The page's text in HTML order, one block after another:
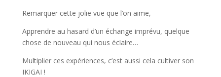
Remarquer cette jolie vue que l’on aime,
Apprendre au hasard d’un échange imprévu, quelque
chose de nouveau qui nous éclaire…
Multiplier ces expériences, c’est aussi cela cultiver son
IKIGAI !